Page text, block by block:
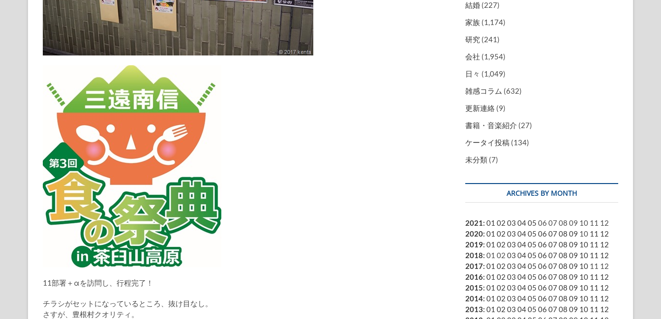
11部署＋αを訪問し、行程完了！
チラシがセットになっているところ、抜け目なし。
さすが、豊根村クオリティ。
結婚 (227)
家族 (1,174)
研究 (241)
会社 (1,954)
日々 (1,049)
雑感コラム (632)
更新連絡 (9)
書籍・音楽紹介 (27)
ケータイ投稿 (134)
未分類 (7)
ARCHIVES BY MONTH
2021: 01 02 03 0405 06 07 08 09 10 11 12
2020: 01 02 03 0405 06 07 08 09 10 11 12
2019: 01 02 03 0405 06 07 08 09 10 11 12
2018: 01 02 03 0405 06 07 08 09 10 11 12
2017: 01 02 03 0405 06 07 08 09 10 11 12
2016: 01 02 03 0405 06 07 08 09 10 11 12
2015: 01 02 03 0405 06 07 08 09 10 11 12
2014: 01 02 03 0405 06 07 08 09 10 11 12
2013: 01 02 03 0405 06 07 08 09 10 11 12